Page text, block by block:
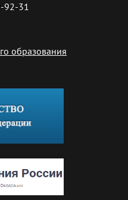
92-31
образования